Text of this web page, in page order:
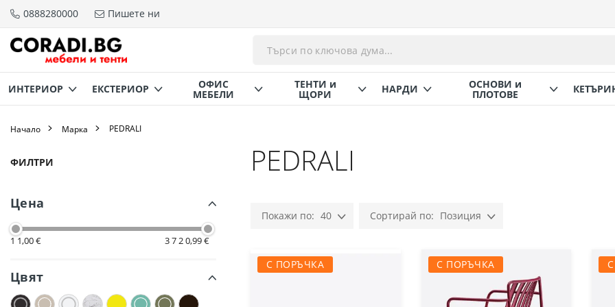
Прескачане
съдържанието
0888280000 Пишете ни
ИНТЕРИОР ЕКСТЕРИОР ОФИС
МЕБЕЛИ
ТЕНТИ и
ЩОРИ НАРДИ ОСНОВИ и
ПЛОТОВЕ
Начало Марка PEDRALI
PEDRALI
40 Позиция
С ПОРЪЧКА С ПОРЪЧКА
по
ФИЛТРИ
Цена
1 1,00 € 3 7 2 0,99 €
Цвят